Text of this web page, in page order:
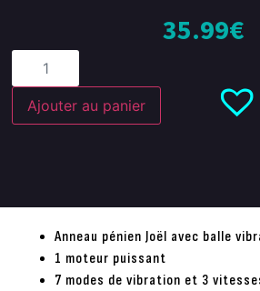
35.99€
Ajouter au panier
Anneau pénien Joël avec balle
1 moteur puissant
7 modes de vibration et 3